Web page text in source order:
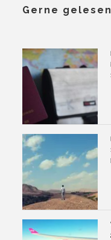
Gerne gelesen